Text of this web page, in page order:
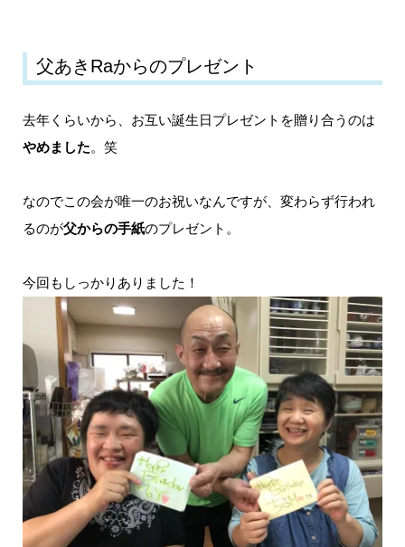
父あきRaからのプレゼント
去年くらいから、お互い誕生日プレゼントを贈り合うのは
やめました。笑
なのでこの会が唯一のお祝いなんですが、変わらず行われ
るのが父からの手紙のプレゼント。
今回もしっかりありました！